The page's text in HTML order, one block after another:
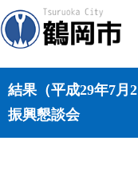
結果（平成29年7月
振興懇談会